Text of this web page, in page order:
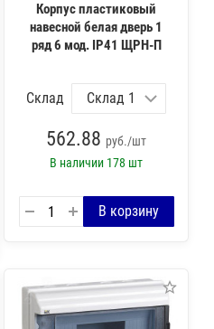
Корпус пластиковый
навесной белая дверь 1
ряд 6 мод. IP41 ЩРН-П
Склад
562.88 руб./шт
В наличии 178 шт